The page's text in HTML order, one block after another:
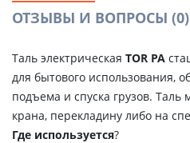
ОТЗЫВЫ И ВОПРОСЫ (0)
Таль электрическая TOR PA
для бытового использования,
подъема и спуска грузов. Таль
крана, перекладину либо на
Где используется?